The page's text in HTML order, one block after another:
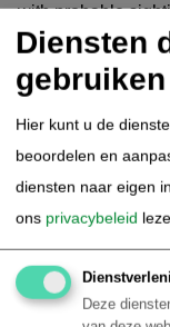
with probable
Trip through
boulders and
Return to the boat,
Canoe night ride in
and nocturnal
3rd day: Rio
Diensten
gebruiken
Hier kunt u de
beoordelen en
diensten naar eigen
ons privacybeleid
Deze